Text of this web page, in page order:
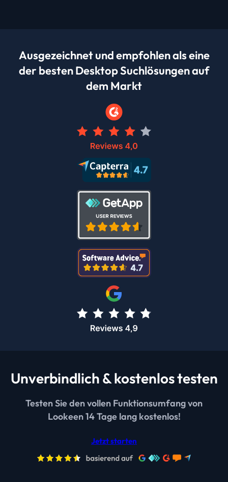
Ausgezeichnet und empfohlen als eine
der besten Desktop Suchlösungen auf
dem Markt
Unverbindlich & kostenlos testen
Testen Sie den vollen Funktionsumfang von
Lookeen 14 Tage lang kostenlos!
Jetzt starten